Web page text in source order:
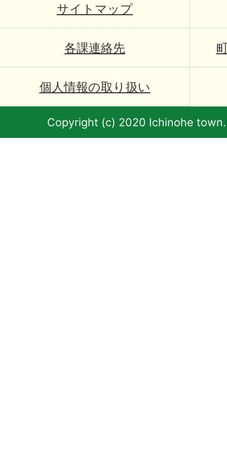
サイトマップ
各課連絡先
個人情報の取り扱い
Copyright (c) 2020 Ichinohe